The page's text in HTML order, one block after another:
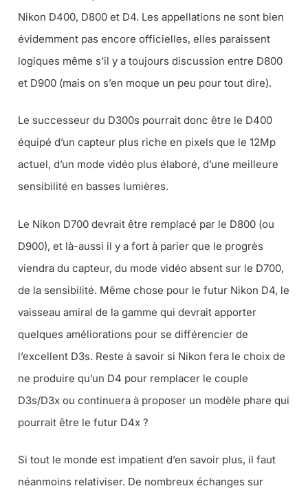
Nikon D400, D800 et D4. Les appellations ne sont bien
évidemment pas encore officielles, elles paraissent
logiques même s’il y a toujours discussion entre D800
et D900 (mais on s’en moque un peu pour tout dire).
Le successeur du D300s pourrait donc être le D400
équipé d’un capteur plus riche en pixels que le 12Mp
actuel, d’un mode vidéo plus élaboré, d’une meilleure
sensibilité en basses lumières.
Le Nikon D700 devrait être remplacé par le D800 (ou
D900), et là-aussi il y a fort à parier que le progrès
viendra du capteur, du mode vidéo absent sur le D700,
de la sensibilité. Même chose pour le futur Nikon D4, le
vaisseau amiral de la gamme qui devrait apporter
quelques améliorations pour se différencier de
l’excellent D3s. Reste à savoir si Nikon fera le choix de
ne produire qu’un D4 pour remplacer le couple
D3s/D3x ou continuera à proposer un modèle phare qui
pourrait être le futur D4x ?
Si tout le monde est impatient d’en savoir plus, il faut
néanmoins relativiser. De nombreux échanges sur